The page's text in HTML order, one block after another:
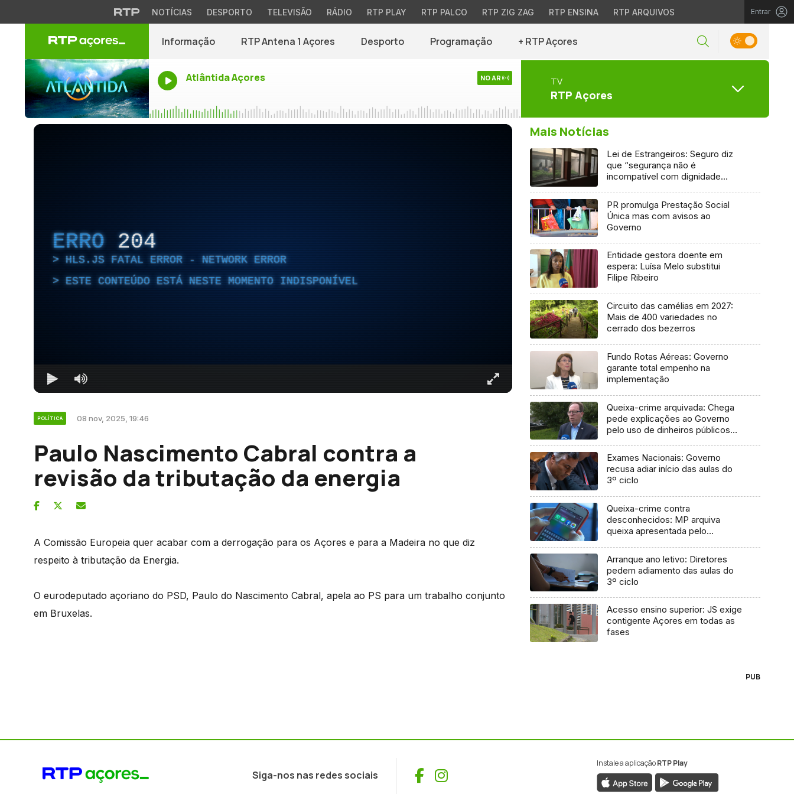
NOTÍCIAS DESPORTO TELEVISÃO RÁDIO RTP PLAY RTP PALCO RTP ZIG ZAG RTP ENSINA RTP ARQUIVOS Entrar
Informação RTP Antena 1 Açores Desporto Programação + RTP Açores
Atlântida Açores NO AR TV
RTP Açores
ERRO 204
HLS.JS FATAL ERROR - NETWORK ERROR
ESTE CONTEÚDO ESTÁ NESTE MOMENTO INDISPONÍVEL
POLÍTICA 08 nov, 2025, 19:46
Paulo Nascimento Cabral contra a
revisão da tributação da energia
A Comissão Europeia quer acabar com a derrogação para os Açores e para a Madeira no que diz
respeito à tributação da Energia.
O eurodeputado açoriano do PSD, Paulo do Nascimento Cabral, apela ao PS para um trabalho conjunto
em Bruxelas.
Mais Notícias
Lei de Estrangeiros: Seguro diz
que “segurança não é
incompatível com dignidade
PR promulga Prestação Social
Única mas com avisos ao
Governo
Entidade gestora doente em
espera: Luísa Melo substitui
Filipe Ribeiro
Circuito das camélias em 2027:
Mais de 400 variedades no
cerrado dos bezerros
Fundo Rotas Aéreas: Governo
garante total empenho na
implementação
Queixa-crime arquivada: Chega
pede explicações ao Governo
pelo uso de dinheiros públicos
Exames Nacionais: Governo
recusa adiar início das aulas do
3º ciclo
Queixa-crime contra
desconhecidos: MP arquiva
queixa apresentada pelo
Arranque ano letivo: Diretores
pedem adiamento das aulas do
3º ciclo
Acesso ensino superior: JS exige
contigente Açores em todas as
fases
PUB
Siga-nos nas redes sociais Facebook
Instagram
Instale a aplicaçãoRTP Play